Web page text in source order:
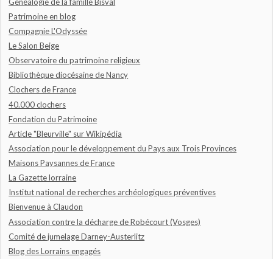
Patrimoine en blog
Compagnie L'Odyssée
Le Salon Beige
Observatoire du patrimoine religieux
Bibliothèque diocésaine de Nancy
Clochers de France
40.000 clochers
Fondation du Patrimoine
Article "Bleurville" sur Wikipédia
Association pour le développement du Pays aux Trois Provinces
Maisons Paysannes de France
La Gazette lorraine
Institut national de recherches archéologiques préventives
Bienvenue à Claudon
Association contre la décharge de Robécourt (Vosges)
Comité de jumelage Darney-Austerlitz
Blog des Lorrains engagés